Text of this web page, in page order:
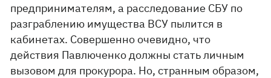
предпринимателям, а расследование СБУ по
разграблению имущества ВСУ пылится в
кабинетах. Совершенно очевидно, что
действия Павлюченко должны стать личным
вызовом для прокурора. Но, странным образом,